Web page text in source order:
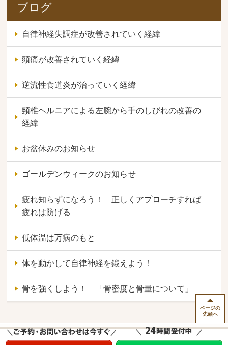
ブログ
自律神経失調症が改善されていく経緯
頭痛が改善されていく経緯
逆流性食道炎が治っていく経緯
頸椎ヘルニアによる左腕から手のしびれの改善の
経緯
お盆休みのお知らせ
ゴールデンウィークのお知らせ
疲れ知らずになろう！ 正しくアプローチすれば
疲れは防げる
低体温は万病のもと
体を動かして自律神経を鍛えよう！
骨を強くしよう！ 「骨密度と骨量について」
ページの
先頭へ